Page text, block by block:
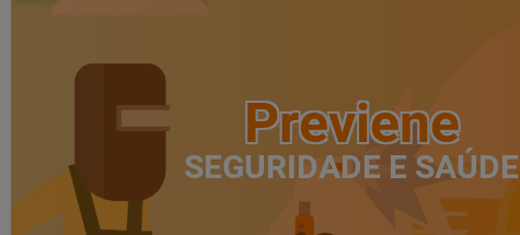
Previene
SEGURIDADE E SAÚDE